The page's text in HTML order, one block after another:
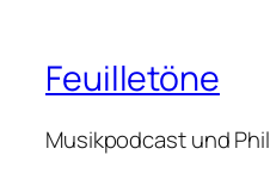
Feuilletöne
Musikpodcast und